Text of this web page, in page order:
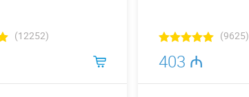
(12252) (9625)
403 ₼